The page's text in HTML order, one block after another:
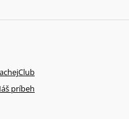
príbeh